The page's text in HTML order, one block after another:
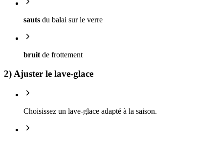
sauts du balai sur le verre
bruit de frottement
2) Ajuster le lave-glace
Choisissez un lave-glace adapté à la saison.